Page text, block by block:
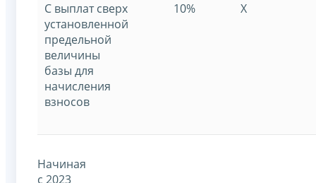
С выплат сверх
установленной
предельной
величины
базы для
начисления
взносов
10% X
Начиная
с 2023